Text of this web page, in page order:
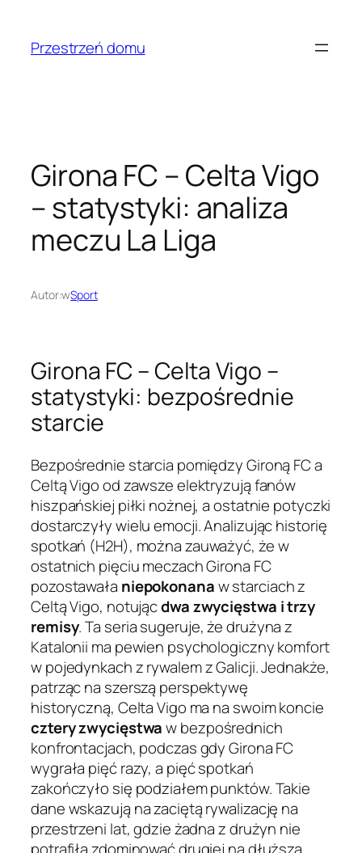
treściPrzestrzeń domu
Girona FC – Celta Vigo
– statystyki: analiza
meczu La Liga
Autor:wSport
Girona FC – Celta Vigo –
statystyki: bezpośrednie
starcie
Bezpośrednie starcia pomiędzy Gironą FC a
Celtą Vigo od zawsze elektryzują fanów
hiszpańskiej piłki nożnej, a ostatnie potyczki
dostarczyły wielu emocji. Analizując historię
spotkań (H2H), można zauważyć, że w
ostatnich pięciu meczach Girona FC
pozostawała niepokonanaw starciach z
Celtą Vigo, notującdwa zwycięstwa i trzy
remisy. Ta seria sugeruje, że drużyna z
Katalonii ma pewien psychologiczny komfort
w pojedynkach z rywalem z Galicji. Jednakże,
patrząc na szerszą perspektywę
historyczną, Celta Vigo ma na swoim koncie
cztery zwycięstwaw bezpośrednich
konfrontacjach, podczas gdy Girona FC
wygrała pięć razy, a pięć spotkań
zakończyło się podziałem punktów. Takie
dane wskazują na zaciętą rywalizację na
przestrzeni lat, gdzie żadna z drużyn nie
potrafiła zdominować drugiej na dłuższą